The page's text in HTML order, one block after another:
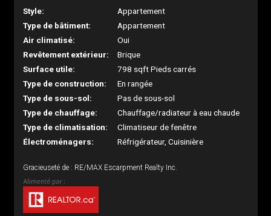
Style:
Appartement
Type de bâtiment:
Appartement
Air climatisé:
Oui
Revêtement extérieur:
Brique
Surface utile:
798 sqft Pieds carrés
Type de construction:
En rangée
Type de sous-sol:
Pas de sous-sol
Type de chauffage:
Chauffage/radiateur à eau chaude
Type de climatisation:
Climatiseur de fenêtre
Électroménagers:
Réfrigérateur, Cuisinière
Gracieuseté de : RE/MAX Escarpment Realty Inc.